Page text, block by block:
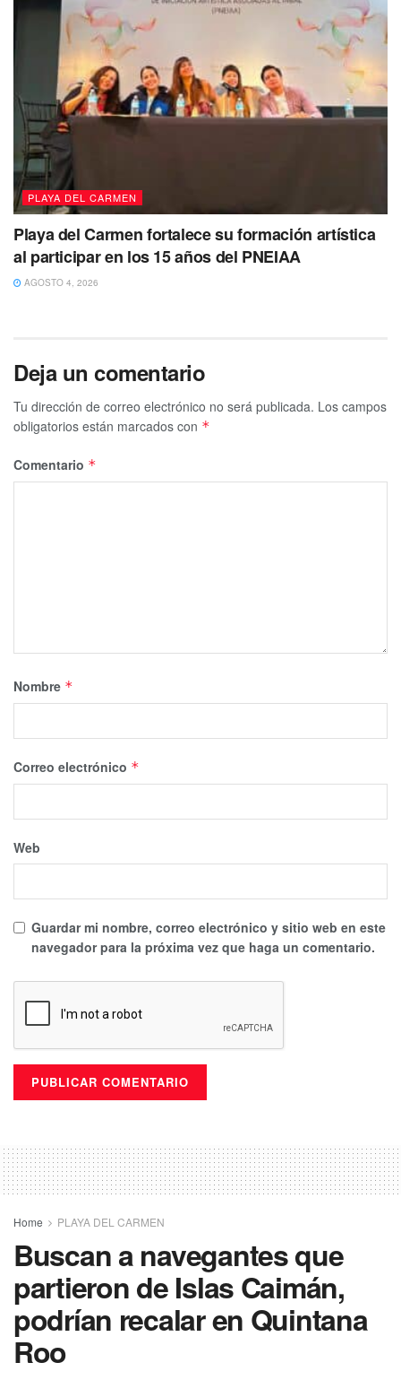
parece ser cocaína, dos con posible LSD y tres sobres con
una sustancia a determinar.
Todos fueron puestos a disposición de la Fiscalía General
del Estado.
Tags: detenidos Drogas
PLAYA DEL CARMEN
Playa del Carmen fortalece su formación artística
al participar en los 15 años del PNEIAA
AGOSTO 4, 2026
Deja un comentario
Tu dirección de correo electrónico no será publicada. Los campos
obligatorios están marcados con *
Comentario *
Nombre *
Correo electrónico *
Web
Guardar mi nombre, correo electrónico y sitio web en este
navegador para la próxima vez que haga un comentario.
Home PLAYA DEL CARMEN
Buscan a navegantes que
partieron de Islas Caimán,
podrían recalar en Quintana
Roo